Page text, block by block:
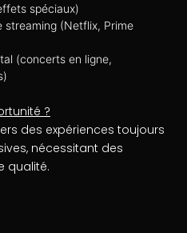
spéciaux)
(Netflix, Prime
(concerts en ligne,
?
des expériences toujours
nécessitant des
qualité.